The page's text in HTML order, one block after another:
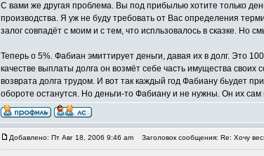
С вами же другая проблема. Вы под прибылью хотите только
производства. Я уж не буду требовать от Вас определения
залог совпадёт с моим и с тем, что испльзовалось в сказке. Но
Теперь о 5%. Фабиан эмиттирует деньги, давая их в долг. Это
качестве выплаты долга он возмёт себе часть имущества своих
возврата долга трудом. И вот так каждый год Фабиану бьудет
обороте останутся. Но деньги-то Фабиану и не нужны. Он их
Добавлено: Пт Авг 18, 2006 9:46 am Заголовок сообщения: Re: Хочу